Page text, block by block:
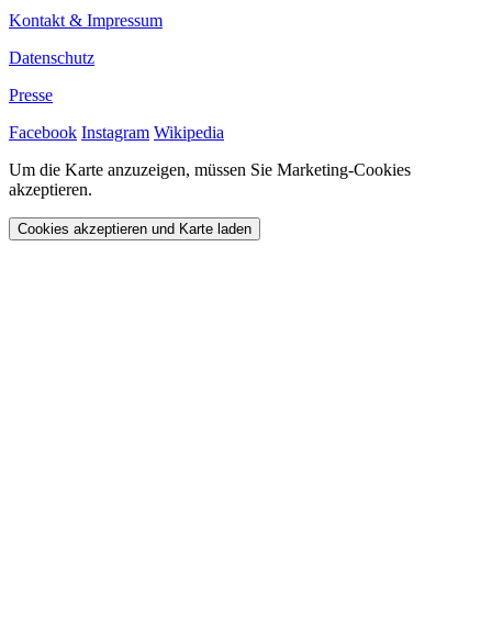
Kontakt & Impressum
Datenschutz
Presse
Facebook Instagram Wikipedia
Um die Karte anzuzeigen, müssen Sie Marketing-Cookies
akzeptieren.
Cookies akzeptieren und Karte laden